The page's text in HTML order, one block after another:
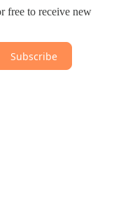
free to receive new
Subscribe